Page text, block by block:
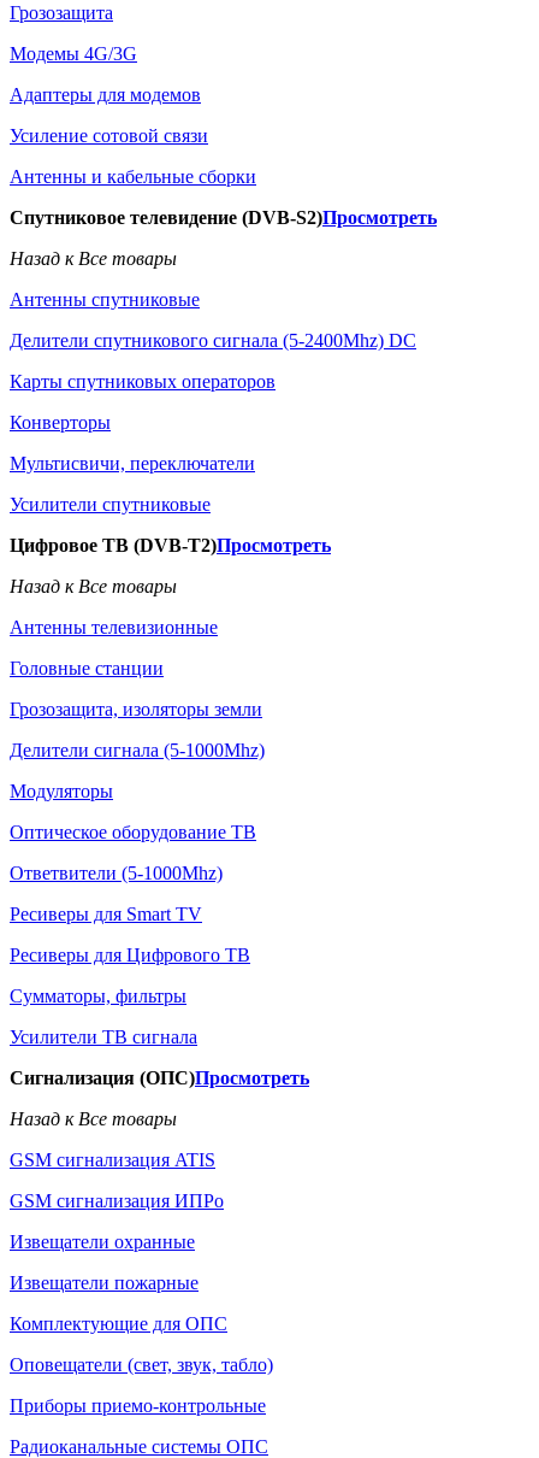
Грозозащита
Модемы 4G/3G
Адаптеры для модемов
Усиление сотовой связи
Антенны и кабельные сборки
Спутниковое телевидение (DVB-S2)Просмотреть
Назад к Все товары
Антенны спутниковые
Делители спутникового сигнала (5-2400Mhz) DC
Карты спутниковых операторов
Конверторы
Мультисвичи, переключатели
Усилители спутниковые
Цифровое ТВ (DVB-T2)Просмотреть
Назад к Все товары
Антенны телевизионные
Головные станции
Грозозащита, изоляторы земли
Делители сигнала (5-1000Mhz)
Модуляторы
Оптическое оборудование ТВ
Ответвители (5-1000Mhz)
Ресиверы для Smart TV
Ресиверы для Цифрового ТВ
Сумматоры, фильтры
Усилители ТВ сигнала
Сигнализация (ОПС)Просмотреть
Назад к Все товары
GSM сигнализация ATIS
GSM сигнализация ИПРо
Извещатели охранные
Извещатели пожарные
Комплектующие для ОПС
Оповещатели (свет, звук, табло)
Приборы приемо-контрольные
Радиоканальные системы ОПС